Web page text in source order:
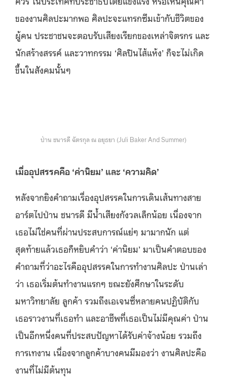
ของงานศิลปะมากพอ ศิลปะจะแทรกซึมเข้ากับชีวิตของ
ผู้คน ประชาชนจะตอบรับเสียงเรียกของเหล่าจิตรกร และ
นักสร้างสรรค์ และวาทกรรม ‘ศิลปินไส้แห้ง’ ก็จะไม่เกิด
ขึ้นในสังคมนั้นๆ
ป่าน ชนารดี ฉัตรกุล ณ อยุธยา (Juli Baker And Summer)
เมื่ออุปสรรคคือ ‘ค่านิยม’ และ ‘ความคิด’
หลังจากยิงคำถามเรื่องอุปสรรคในการเดินเส้นทางสาย
อาร์ตไปป่าน ชนารดี มีน้ำเสียงกังวลเล็กน้อย เนื่องจาก
เธอไม่ใช่คนที่ผ่านประสบการณ์แย่ๆ มามากนัก แต่
สุดท้ายแล้วเธอก็หยิบคำว่า ‘ค่านิยม’ มาเป็นคำตอบของ
คำถามที่ว่าอะไรคืออุปสรรคในการทำงานศิลปะ ป่านเล่า
ว่า เธอเริ่มต้นทำงานแรกๆ ขณะยังศึกษาในระดับ
มหาวิทยาลัย ลูกค้า รวมถึงเอเจนซี่หลายคนปฏิบัติกับ
เธอราวงานที่เธอทำ และอาชีพที่เธอเป็นไม่มีคุณค่า ป่าน
เป็นอีกหนึ่งคนที่ประสบปัญหาได้รับค่าจ้างน้อย รวมถึง
การเทงาน เนื่องจากลูกค้าบางคนมีมองว่า งานศิลปะคือ
งานที่ไม่มีต้นทุน